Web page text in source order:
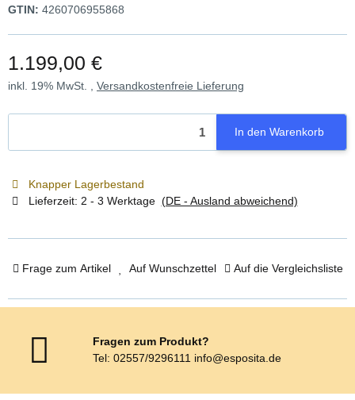
GTIN: 4260706955868
1.199,00 €
inkl. 19% MwSt. , Versandkostenfreie Lieferung
In den Warenkorb
Knapper Lagerbestand
Lieferzeit: 2 - 3 Werktage (DE - Ausland abweichend)
Frage zum Artikel Auf Wunschzettel Auf die Vergleichsliste
Fragen zum Produkt?
Tel: 02557/9296111 info@esposita.de